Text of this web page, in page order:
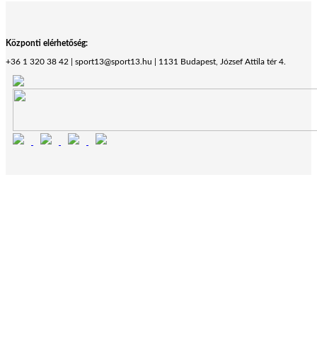
Központi elérhetőség:
+36 1 320 38 42 | sport13@sport13.hu | 1131 Budapest, József Attila tér 4.